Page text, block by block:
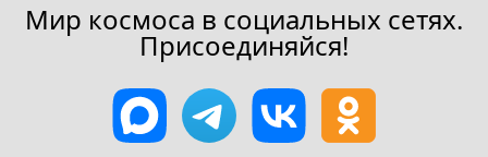
Мир космоса в социальных сетях.
Присоединяйся!